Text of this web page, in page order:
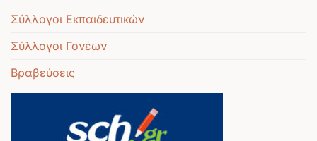
Σύλλογοι Εκπαιδευτικών
Σύλλογοι Γονέων
Βραβεύσεις